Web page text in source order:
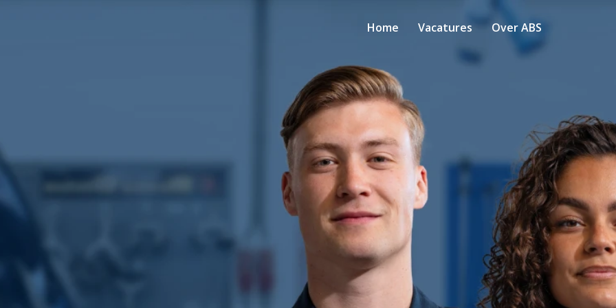
Home Vacatures Over ABS